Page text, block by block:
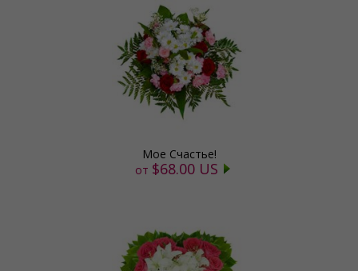
Мое Счастье!
от $68.00 US